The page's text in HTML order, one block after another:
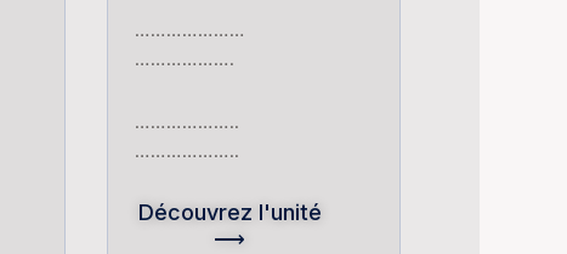
…………………
……………….
………………..
………………..
Découvrez l'unité
⟶